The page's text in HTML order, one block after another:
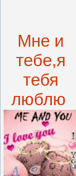
Мне и
тебе,я
тебя
люблю